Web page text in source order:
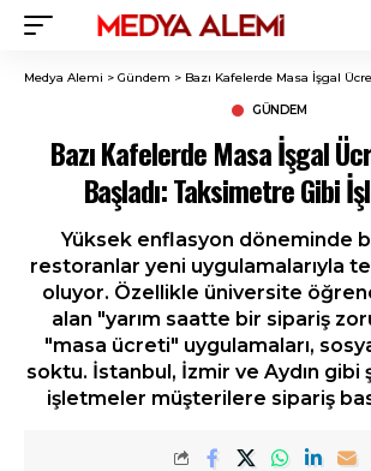
Medya Alemi > Gündem > Bazı Kafelerde Masa İşgal Ücreti Dönemi
GÜNDEM
Bazı Kafelerde Masa İşgal
Başladı: Taksimetre Gibi
Yüksek enflasyon döneminde
restoranlar yeni uygulamalarıyla
oluyor. Özellikle üniversite
alan "yarım saatte bir sipariş
"masa ücreti" uygulamaları,
soktu. İstanbul, İzmir ve Aydın gibi
işletmeler müşterilere sipariş